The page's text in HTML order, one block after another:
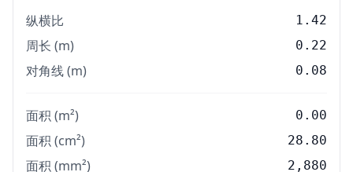
纵横比 1.42
周长 (m) 0.22
对角线 (m) 0.08
面积 (m²) 0.00
面积 (cm²) 28.80
面积 (mm²) 2,880